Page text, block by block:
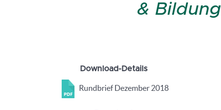
& Bildung
Download-Details
Rundbrief Dezember 2018